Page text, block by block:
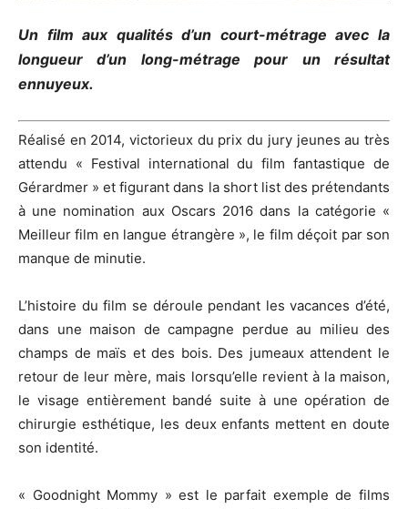
Un film aux qualités d’un court-métrage avec la
longueur d’un long-métrage pour un résultat
ennuyeux.
Réalisé en 2014, victorieux du prix du jury jeunes au très
attendu « Festival international du film fantastique de
Gérardmer » et figurant dans la short list des prétendants
à une nomination aux Oscars 2016 dans la catégorie «
Meilleur film en langue étrangère », le film déçoit par son
manque de minutie.
L’histoire du film se déroule pendant les vacances d’été,
dans une maison de campagne perdue au milieu des
champs de maïs et des bois. Des jumeaux attendent le
retour de leur mère, mais lorsqu’elle revient à la maison,
le visage entièrement bandé suite à une opération de
chirurgie esthétique, les deux enfants mettent en doute
son identité.
« Goodnight Mommy » est le parfait exemple de films